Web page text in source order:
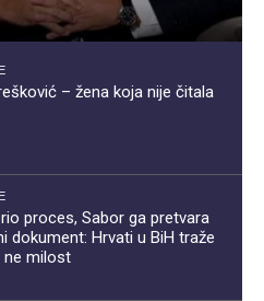
– žena koja nije čitala
proces, Sabor ga pretvara
dokument: Hrvati u BiH traže
ne milost